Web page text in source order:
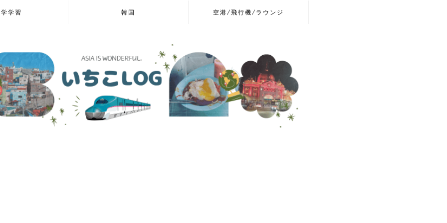
学習 韓国 空港/飛行機/ラウンジ